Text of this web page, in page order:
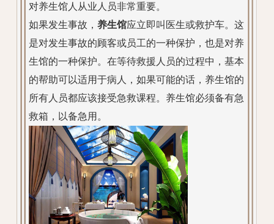
对养生馆人从业人员非常重要。
如果发生事故，养生馆应立即叫医生或救护车。这
是对发生事故的顾客或员工的一种保护，也是对养
生馆的一种保护。在等待救援人员的过程中，基本
的帮助可以适用于病人，如果可能的话，养生馆的
所有人员都应该接受急救课程。养生馆必须备有急
救箱，以备急用。